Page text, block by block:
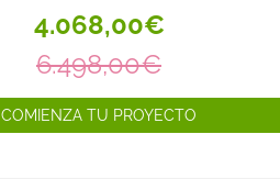
superficies de
paño húmedo
agresivos.
Ventilación
4.068,00€
6.498,00€
COMIENZA TU PROYECTO